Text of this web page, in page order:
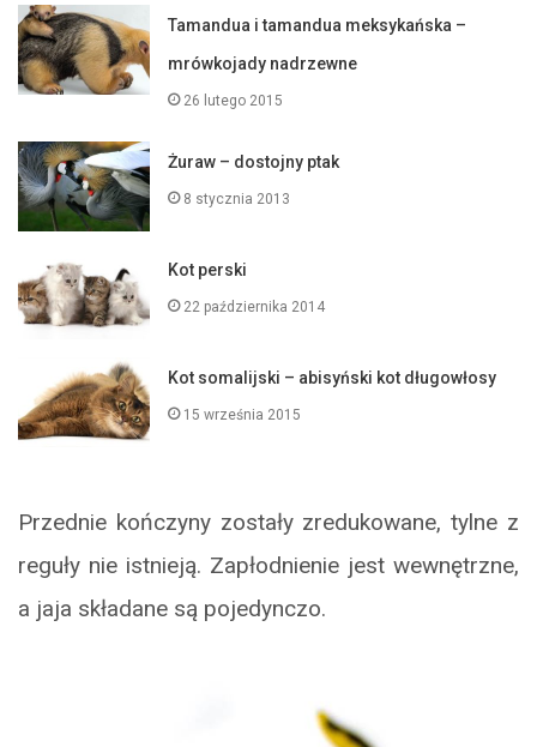
Tamandua i tamandua meksykańska –
mrówkojady nadrzewne
26 lutego 2015
Żuraw – dostojny ptak
8 stycznia 2013
Kot perski
22 października 2014
Kot somalijski – abisyński kot długowłosy
15 września 2015
Przednie kończyny zostały zredukowane, tylne z
reguły nie istnieją. Zapłodnienie jest wewnętrzne,
a jaja składane są pojedynczo.